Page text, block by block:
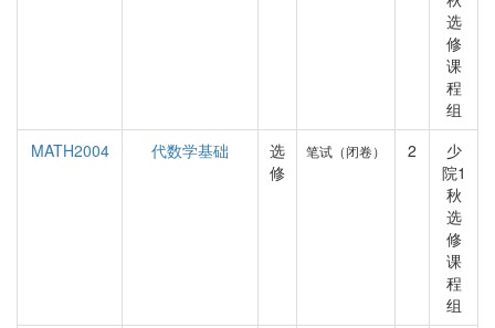
选
修
课
程
组
MATH2004
代数学基础
选
修
笔试（闭卷） 2
少
院1
秋
选
修
课
程
组